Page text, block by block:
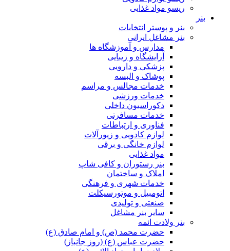
ریسو مواد غذایی
بنر
بنر و پوستر انتخابات
بنر مشاغل ایرانی
مدارس و آموزشگاه ها
آرایشگاه و زیبایی
پزشکی و دارویی
پوشاک و البسه
خدمات مجالس و مراسم
خدمات ورزشی
دکوراسیون داخلی
خدمات مسافرتی
فناوری و ارتباطات
لوازم کادویی و زیورآلات
لوازم خانگی و برقی
مواد غذایی
بنر رستوران و کافی شاپ
املاک و ساختمان
خدمات شهری و فرهنگی
اتومبیل و موتورسیکلت
صنعتی و تولیدی
سایر بنر مشاغل
بنر ولادت ائمه
حضرت محمد (ص) و امام صادق (ع)
حضرت عباس (ع) (روز جانباز)